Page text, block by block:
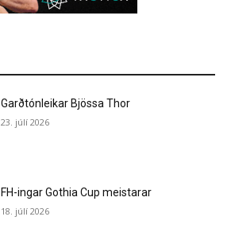
Garðtónleikar Bjössa Thor
23. júlí 2026
FH-ingar Gothia Cup meistarar
18. júlí 2026